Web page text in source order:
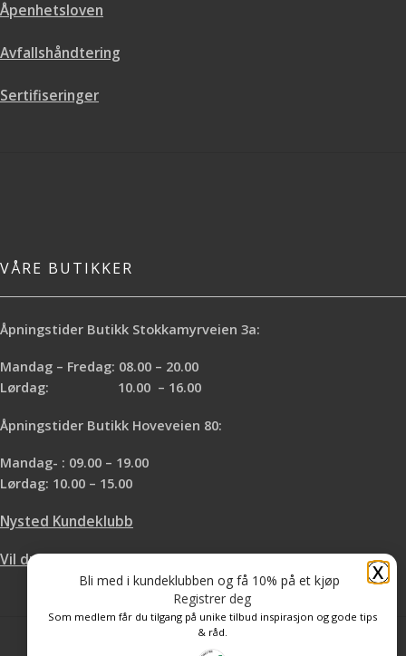
Åpenhetsloven
Avfallshåndtering
Sertifiseringer
VÅRE BUTIKKER
Åpningstider Butikk Stokkamyrveien 3a:
Mandag – Fredag: 08.00 – 20.00
Lørdag: 10.00 – 16.00
Åpningstider Butikk Hoveveien 80:
Mandag- : 09.00 – 19.00
Lørdag: 10.00 – 15.00
Nysted Kundeklubb
Vil du leie hos oss?
X
Bli med i kundeklubben og få 10% på et kjøp
Registrer deg
Som medlem får du tilgang på unike tilbud inspirasjon og gode tips
& råd.